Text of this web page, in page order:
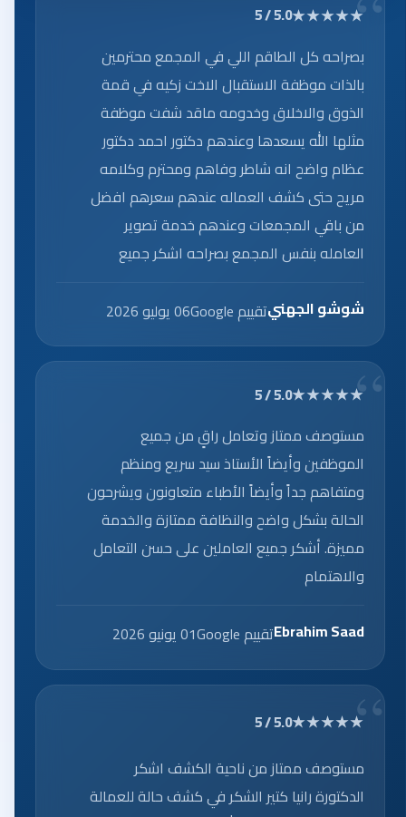
★★★★★
5.0 / 5
بصراحه كل الطاقم اللي في المجمع محترمين
بالذات موظفة الاستقبال الاخت زكيه في قمة
الذوق والاخلاق وخدومه ماقد شفت موظفة
مثلها الله يسعدها وعندهم دكتور احمد دكتور
عظام واضح انه شاطر وفاهم ومحترم وكلامه
مريح حتى كشف العماله عندهم سعرهم افضل
من باقي المجمعات وعندهم خدمة تصوير
العامله بنفس المجمع بصراحه اشكر جميع
شوشو الجهنيتقييم Google 06 يوليو 2026
★★★★★
5.0 / 5
مستوصف ممتاز وتعامل راقٍ من جميع
الموظفين وأيضاً الأستاذ سيد سريع ومنظم
ومتفاهم جداً وأيضاً الأطباء متعاونون ويشرحون
الحالة بشكل واضح والنظافة ممتازة والخدمة
مميزة. أشكر جميع العاملين على حسن التعامل
والاهتمام
Ebrahim Saadتقييم Google 01 يونيو 2026
★★★★★
5.0 / 5
مستوصف ممتاز من ناحية الكشف اشكر
الدكتورة رانيا كتير الشكر في كشف حالة للعمالة